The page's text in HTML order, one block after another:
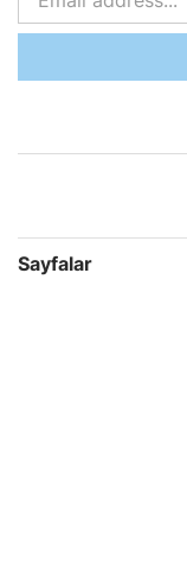
Sayfalar